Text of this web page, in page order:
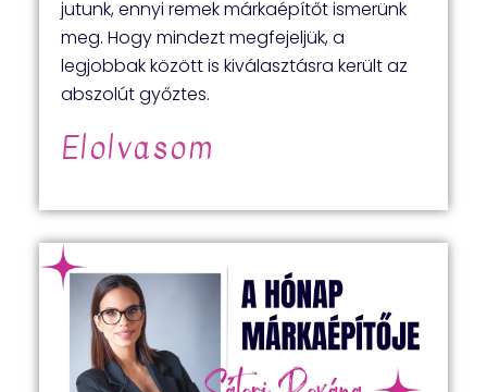
jutunk, ennyi remek márkaépítőt ismerünk
meg. Hogy mindezt megfejeljük, a
legjobbak között is kiválasztásra került az
abszolút győztes.
Elolvasom